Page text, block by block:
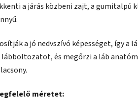
a járás közbeni zajt, a gumitalpú
a jó nedvszívó képességet, így a
lábboltozatot, és megőrzi a láb
méretet: